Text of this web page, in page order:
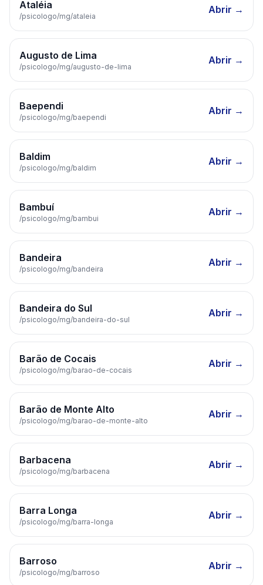
Ataléia
/psicologo/mg/ataleia
Abrir →
Augusto de Lima
/psicologo/mg/augusto-de-lima
Abrir →
Baependi
/psicologo/mg/baependi
Abrir →
Baldim
/psicologo/mg/baldim
Abrir →
Bambuí
/psicologo/mg/bambui
Abrir →
Bandeira
/psicologo/mg/bandeira
Abrir →
Bandeira do Sul
/psicologo/mg/bandeira-do-sul
Abrir →
Barão de Cocais
/psicologo/mg/barao-de-cocais
Abrir →
Barão de Monte Alto
/psicologo/mg/barao-de-monte-alto
Abrir →
Barbacena
/psicologo/mg/barbacena
Abrir →
Barra Longa
/psicologo/mg/barra-longa
Abrir →
Barroso
/psicologo/mg/barroso
Abrir →